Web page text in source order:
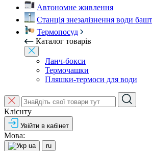
Автономне живлення
Станція знезалізнення води
Термопосуд
Каталог товарів
Ланч-бокси
Термочашки
Пляшки-термоси для води
Клієнту
Увійти в кабінет
Мова:
ua ru